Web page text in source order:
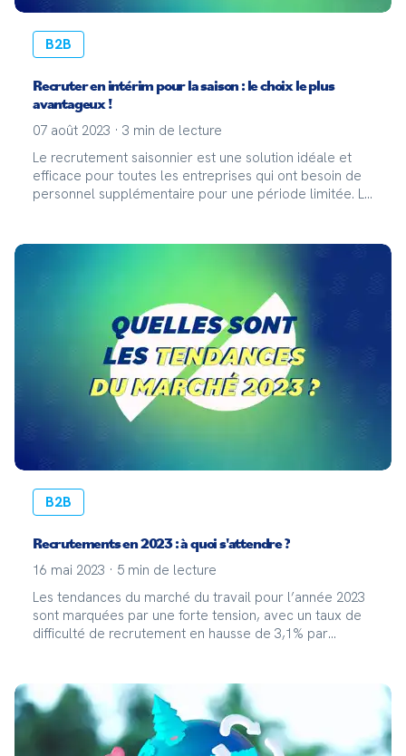
B2B
Recruter en intérim pour la saison : le choix le plus
avantageux !
07 août 2023 · 3 min de lecture
Le recrutement saisonnier est une solution idéale et
efficace pour toutes les entreprises qui ont besoin de
personnel supplémentaire pour une période limitée. Le
B2B
Recrutements en 2023 : à quoi s'attendre ?
16 mai 2023 · 5 min de lecture
Les tendances du marché du travail pour l’année 2023
sont marquées par une forte tension, avec un taux de
difficulté de recrutement en hausse de 3,1% par